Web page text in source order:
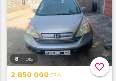
favorite_border
8 mois
2 850 000CFA